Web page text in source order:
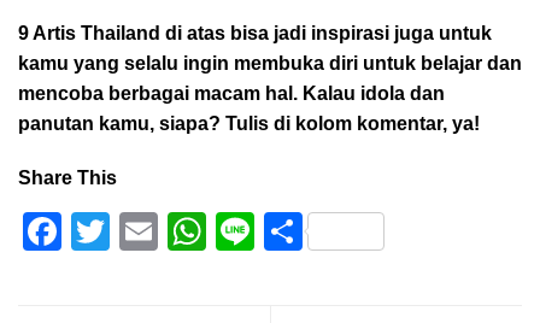
9 Artis Thailand di atas bisa jadi inspirasi juga untuk
kamu yang selalu ingin membuka diri untuk belajar dan
mencoba berbagai macam hal. Kalau idola dan
panutan kamu, siapa? Tulis di kolom komentar, ya!
Share This
Facebook
Twitter
EmailWhatsApp
LineShare